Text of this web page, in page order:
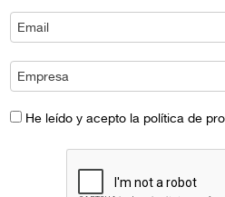
He leído y acepto la política de